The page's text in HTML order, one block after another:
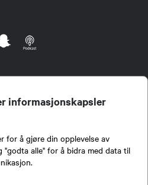
informasjonskapsler
for å gjøre din opplevelse av
"godta alle" for å bidra med data til
for formidling av kunnskap om jakt og
men har et sterkt jakt-, fiske-, og